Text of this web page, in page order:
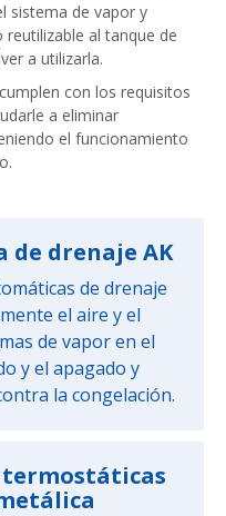
sistema de vapor y
al tanque de
a utilizarla.
con los requisitos
a eliminar
el funcionamiento
drenaje AK
de drenaje
el aire y el
de vapor en el
y el apagado y
la congelación.
termostáticas